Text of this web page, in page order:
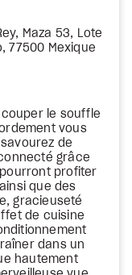
Maza 53, Lote
77500 Mexique
le souffle
vous
de
grâce
profiter
que des
gracieuseté
de cuisine
dans un
hautement